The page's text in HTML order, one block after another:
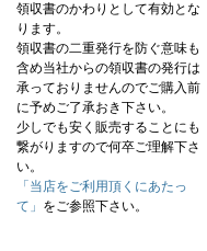
領収書のかわりとして有効とな
ります。
領収書の二重発行を防ぐ意味も
含め当社からの領収書の発行は
承っておりませんのでご購入前
に予めご了承おき下さい。
少しでも安く販売することにも
繋がりますので何卒ご理解下さ
い。
「当店をご利用頂くにあたっ
て」 をご参照下さい。